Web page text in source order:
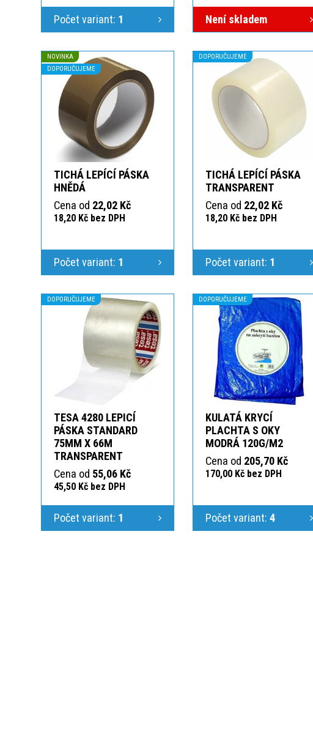
Počet variant: 1 Není skladem
NOVINKA
DOPORUČUJEME
TICHÁ LEPÍCÍ PÁSKA
HNĚDÁ
Cena od 22,02 Kč
18,20 Kč bez DPH
Počet variant: 1
DOPORUČUJEME
TICHÁ LEPÍCÍ PÁSKA
TRANSPARENT
Cena od 22,02 Kč
18,20 Kč bez DPH
Počet variant: 1
DOPORUČUJEME
TESA 4280 LEPICÍ
PÁSKA STANDARD
75MM X 66M
TRANSPARENT
Cena od 55,06 Kč
45,50 Kč bez DPH
Počet variant: 1
DOPORUČUJEME
KULATÁ KRYCÍ
PLACHTA S OKY
MODRÁ 120G/M2
Cena od 205,70 Kč
170,00 Kč bez DPH
Počet variant: 4